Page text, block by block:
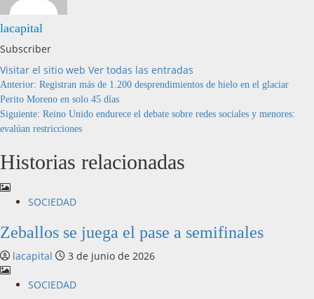
lacapital
Subscriber
Visitar el sitio web Ver todas las entradas
Anterior: Registran más de 1.200 desprendimientos de hielo en el glaciar
Perito Moreno en solo 45 días
Siguiente: Reino Unido endurece el debate sobre redes sociales y menores:
evalúan restricciones
Historias relacionadas
SOCIEDAD
Zeballos se juega el pase a semifinales
lacapital 3 de junio de 2026
SOCIEDAD